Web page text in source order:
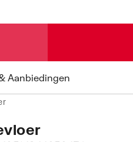
Aanbiedingen